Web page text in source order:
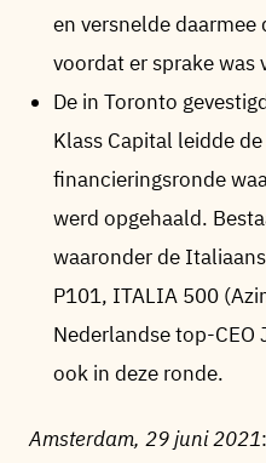
en versnelde
voordat er sprake was
De in Toronto
Klass Capital leidde
financieringsronde
werd opgehaald.
waaronder de
P101, ITALIA 500
Nederlandse top-
ook in deze ronde.
Amsterdam, 29 juni 2021